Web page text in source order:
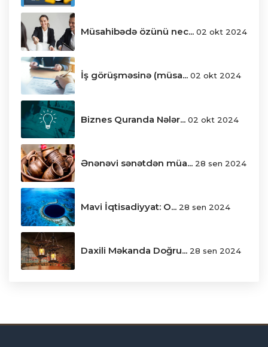
Müsahibədə özünü nec... 02 okt 2024
İş görüşməsinə (müsa... 02 okt 2024
Biznes Quranda Nələr... 02 okt 2024
Ənənəvi sənətdən müa... 28 sen 2024
Mavi İqtisadiyyat: O... 28 sen 2024
Daxili Məkanda Doğru... 28 sen 2024